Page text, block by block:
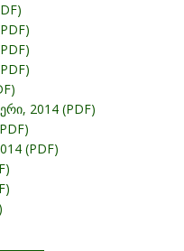
2014 (PDF)
(PDF)